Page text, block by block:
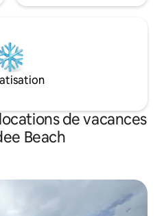
de vacances
Beach